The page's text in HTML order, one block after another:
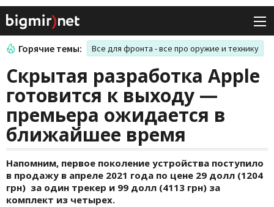
Горячие темы: Все для фронта - все про оружие и технику
Скрытая разработка Apple
готовится к выходу —
премьера ожидается в
ближайшее время
Напомним, первое поколение устройства поступило
в продажу в апреле 2021 года по цене 29 долл (1204
грн) за один трекер и 99 долл (4113 грн) за
комплект из четырех.